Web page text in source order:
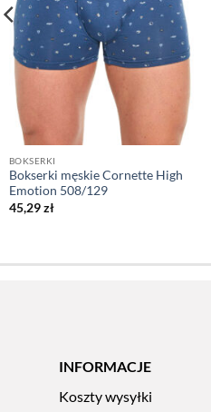
BOKSERKI
Bokserki męskie Cornette High
Emotion 508/129
45,29zł
INFORMACJE
Koszty wysyłki